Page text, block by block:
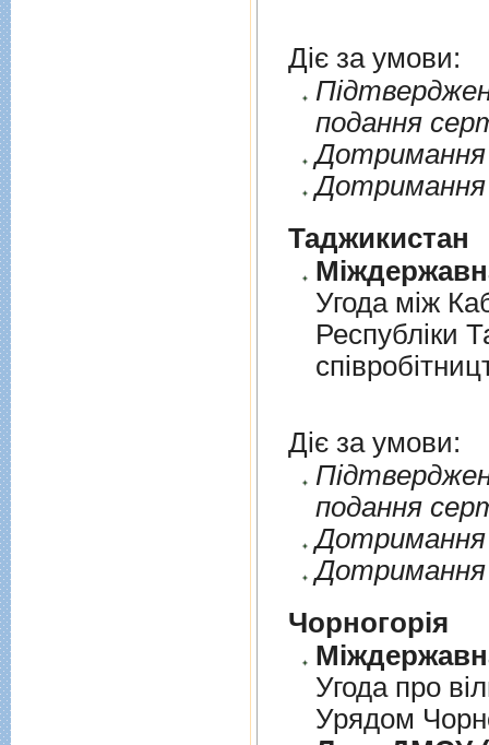
Діє за умови:
подання
Дотримання
Дотримання
Таджикистан
Угода мiж
Республiки
Діє за умови:
подання
Дотримання
Дотримання
Чорногорія
Угода про
Урядом